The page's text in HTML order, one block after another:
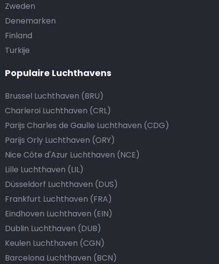
Zweden
Denemarken
Finland
Turkije
Populaire Luchthavens
Brussel Luchthaven (BRU)
Charleroi Luchthaven (CRL)
Parijs Charles de Gaulle Luchthaven (CDG)
Parijs Orly Luchthaven (ORY)
Nice Côte d'Azur Luchthaven (NCE)
Lille Luchthaven (LIL)
Düsseldorf Luchthaven (DUS)
Frankfurt Luchthaven (FRA)
Eindhoven Luchthaven (EIN)
Dublin Luchthaven (DUB)
Keulen Luchthaven (CGN)
Barcelona Luchthaven (BCN)